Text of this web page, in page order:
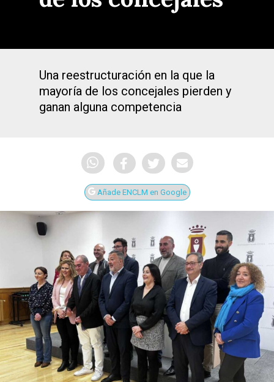
Una reestructuración en la que la
mayoría de los concejales pierden y
ganan alguna competencia
Añade ENCLM en Google